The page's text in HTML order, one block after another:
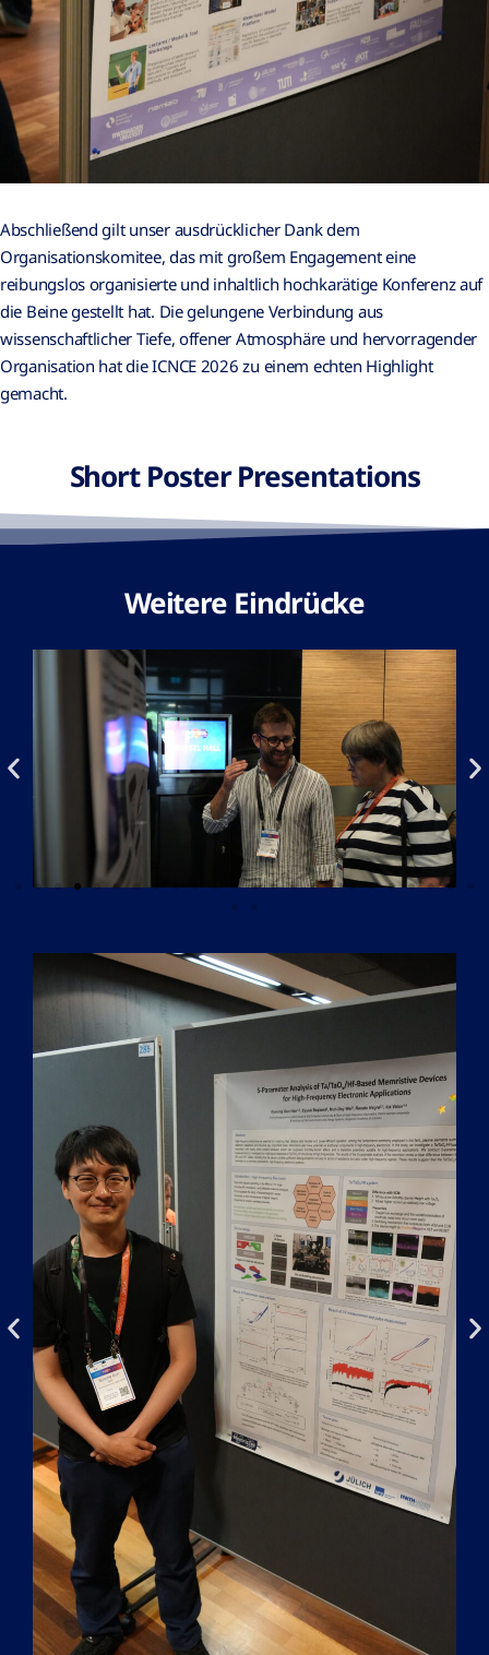
Abschließend gilt unser ausdrücklicher Dank dem
Organisationskomitee, das mit großem Engagement eine
reibungslos organisierte und inhaltlich hochkarätige Konferenz auf
die Beine gestellt hat. Die gelungene Verbindung aus
wissenschaftlicher Tiefe, offener Atmosphäre und hervorragender
Organisation hat die ICNCE 2026 zu einem echten Highlight
gemacht.
Short Poster Presentations
Weitere Eindrücke